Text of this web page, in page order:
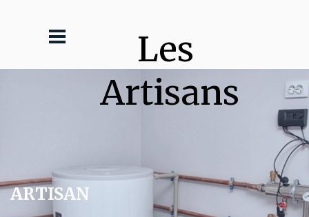
Les
Artisans
ARTISAN